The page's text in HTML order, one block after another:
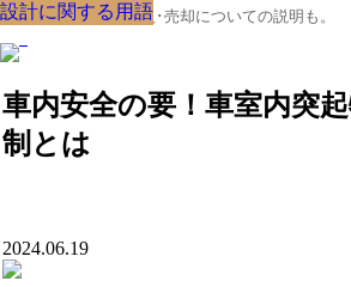
クルマの大辞典、購入･売却についての説明も。
車内安全の要！車室内突
制とは
設計に関する用語
2024.06.19
設計に関する用語
設計に関する用語
設計に関する用語
設計に関する用語
設計に関する用語
設計に関する用語
設計に関する用語
設計に関する用語